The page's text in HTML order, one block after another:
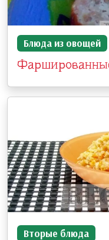
Блюда из овощей
Вторые блюда